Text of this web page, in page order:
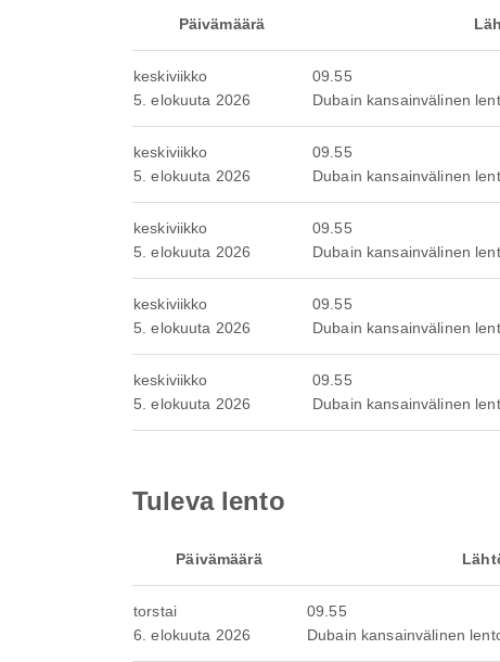
Päivämäärä
keskiviikko
5. elokuuta 2026
09.55
Dubain kansainvälinen
keskiviikko
5. elokuuta 2026
09.55
Dubain kansainvälinen
keskiviikko
5. elokuuta 2026
09.55
Dubain kansainvälinen
keskiviikko
5. elokuuta 2026
09.55
Dubain kansainvälinen
keskiviikko
5. elokuuta 2026
09.55
Dubain kansainvälinen
Tuleva lento
Päivämäärä
torstai
6. elokuuta 2026
09.55
Dubain kansainvälinen